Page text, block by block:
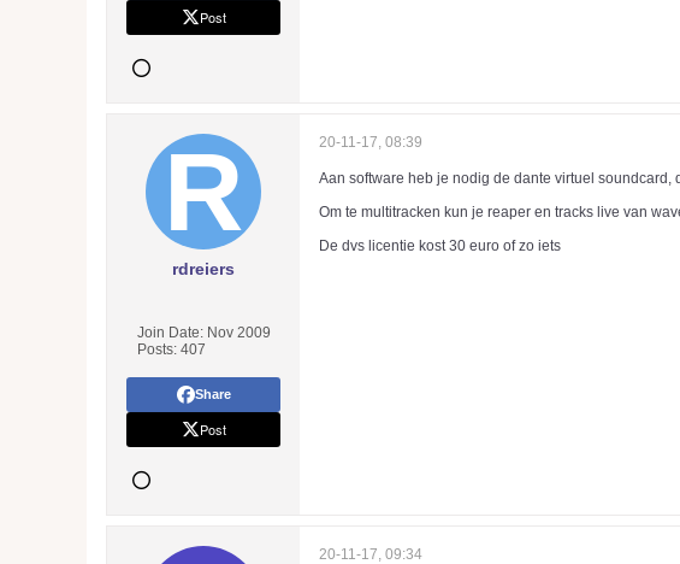
Post
rdreiers
Join Date: Nov 2009
Posts: 407
Share
Post
20-11-17, 08:39
Aan software heb je nodig de dante virtuel soundcard,
Om te multitracken kun je reaper en tracks live van
De dvs licentie kost 30 euro of zo iets
20-11-17, 09:34